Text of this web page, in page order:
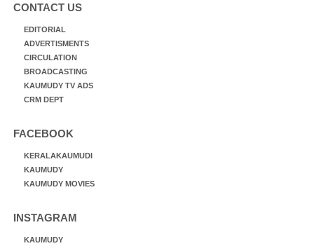
CONTACT US
EDITORIAL
ADVERTISMENTS
CIRCULATION
BROADCASTING
KAUMUDY TV ADS
CRM DEPT
FACEBOOK
KERALAKAUMUDI
KAUMUDY
KAUMUDY MOVIES
INSTAGRAM
KAUMUDY